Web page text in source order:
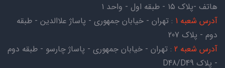
هاتف -پلاک ۱۵ - طبقه اول - واحد ۱
آدرس شعبه 1
: تهران - خیابان جمهوری - پاساژ علاالدین - طبقه
دوم - پلاک 207
آدرس شعبه 2
: تهران - خیابان جمهوری - پاساژ چارسو - طبقه دوم
- پلاک D48/D49